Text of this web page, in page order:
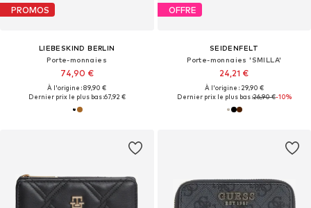
PROMOS
LIEBESKIND BERLIN
Porte-monnaies
74,90 €
À l'origine : 89,90 €
Dernier prix le plus bas :67,92 €
OFFRE
SEIDENFELT
Porte-monnaies 'SMILLA'
24,21 €
À l'origine : 29,90 €
Dernier prix le plus bas :26,90 €-10%